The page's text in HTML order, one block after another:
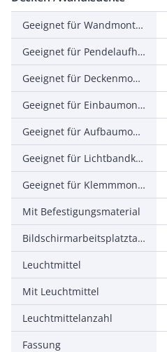
Geeignet für Wandmontage
Geeignet für Pendelaufhängung
Geeignet für Deckenmontage
Geeignet für Einbaumontage
Geeignet für Aufbaumontage
Geeignet für Lichtbandkonfiguration
Geeignet für Klemmmontage
Mit Befestigungsmaterial
Bildschirmarbeitsplatztauglich nach EN 12464-1
Leuchtmittel
Mit Leuchtmittel
Leuchtmittelanzahl
Fassung